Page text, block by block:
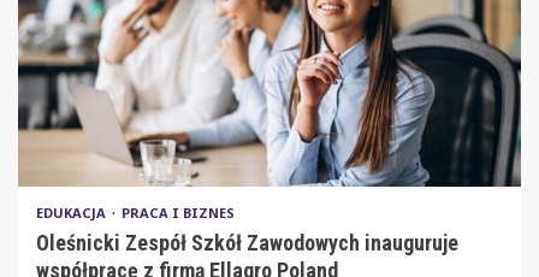
EDUKACJA PRACA I BIZNES
Oleśnicki Zespół Szkół Zawodowych inauguruje
współpracę z firmą Ellagro Poland